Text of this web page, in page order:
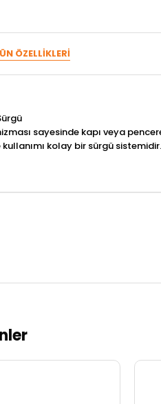
ÖZELLIKLERI
sayesinde kapı veya
kullanımı kolay bir sürgü sistemidir.